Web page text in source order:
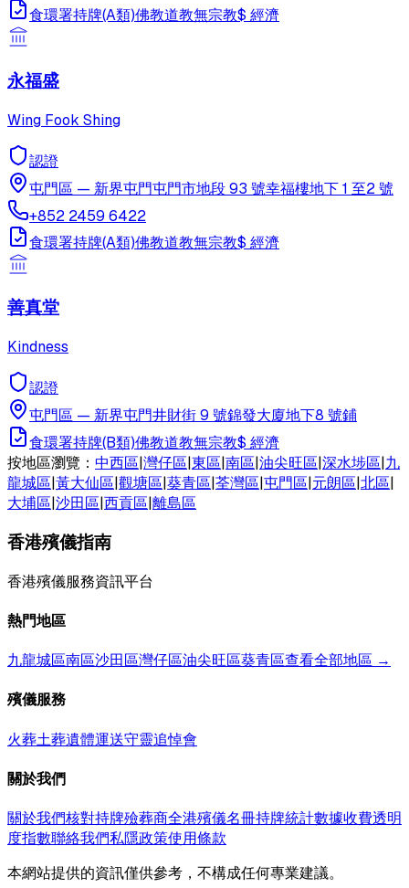
食環署持牌(A類)佛教道教無宗教$ 經濟
永福盛
Wing Fook Shing
認證
屯門區 — 新界屯門屯門市地段 93 號幸福樓地下 1 至2 號
+852 2459 6422
食環署持牌(A類)佛教道教無宗教$ 經濟
善真堂
Kindness
認證
屯門區 — 新界屯門井財街 9 號錦發大廈地下8 號鋪
食環署持牌(B類)佛教道教無宗教$ 經濟
按地區瀏覽： 中西區|灣仔區|東區|南區|油尖旺區|深水埗區|九
龍城區|黃大仙區|觀塘區|葵青區|荃灣區|屯門區|元朗區|北區|
大埔區|沙田區|西貢區|離島區
香港殯儀指南
香港殯儀服務資訊平台
熱門地區
九龍城區南區沙田區灣仔區油尖旺區葵青區查看全部地區 →
殯儀服務
火葬土葬遺體運送守靈追悼會
關於我們
關於我們核對持牌殮葬商全港殯儀名冊持牌統計數據收費透明
度指數聯絡我們私隱政策使用條款
本網站提供的資訊僅供參考，不構成任何專業建議。